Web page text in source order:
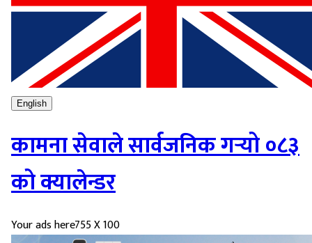
English
कामना सेवाले सार्वजनिक गर्‍यो ०८३
को क्यालेन्डर
Your ads here755 X 100